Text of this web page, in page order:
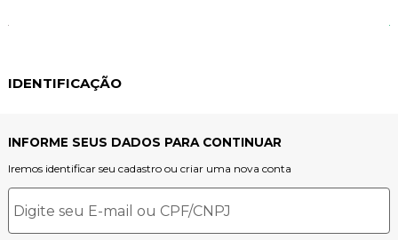
IDENTIFICAÇÃO
INFORME SEUS DADOS PARA CONTINUAR
Iremos identificar seu cadastro ou criar uma nova conta